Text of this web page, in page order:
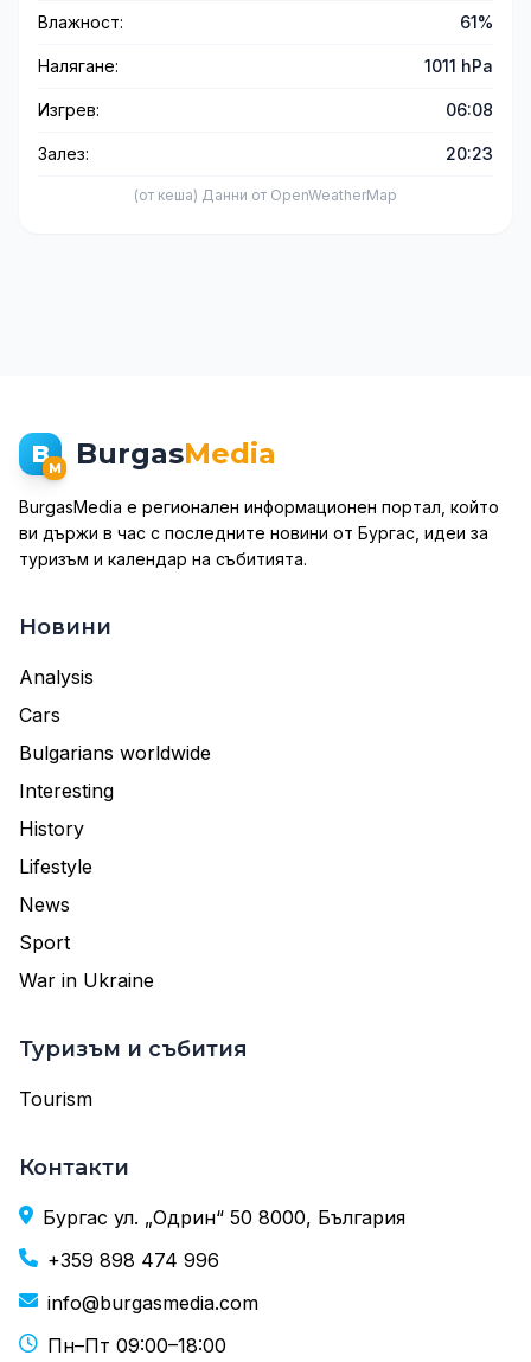
Влажност: 61%
Налягане: 1011 hPa
Изгрев: 06:08
Залез: 20:23
(от кеша) Данни от OpenWeatherMap
BM BurgasMedia
BurgasMedia е регионален информационен портал, който
ви държи в час с последните новини от Бургас, идеи за
туризъм и календар на събитията.
Новини
Analysis
Cars
Bulgarians worldwide
Interesting
History
Lifestyle
News
Sport
War in Ukraine
Туризъм и събития
Tourism
Контакти
Бургас ул. „Одрин“ 50 8000, България
+359 898 474 996
info@burgasmedia.com
Пн–Пт 09:00–18:00